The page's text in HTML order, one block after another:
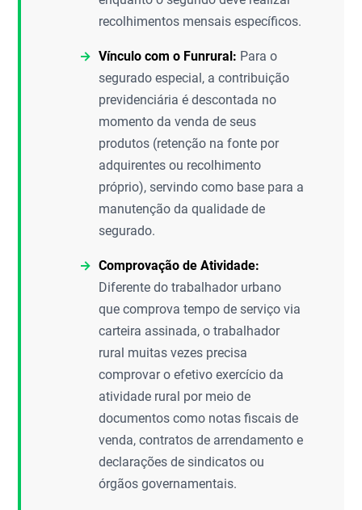
recolhimentos mensais específicos.
Vínculo com o Funrural: Para o
segurado especial, a contribuição
previdenciária é descontada no
momento da venda de seus
produtos (retenção na fonte por
adquirentes ou recolhimento
próprio), servindo como base para a
manutenção da qualidade de
segurado.
Comprovação de Atividade:
Diferente do trabalhador urbano
que comprova tempo de serviço via
carteira assinada, o trabalhador
rural muitas vezes precisa
comprovar o efetivo exercício da
atividade rural por meio de
documentos como notas fiscais de
venda, contratos de arrendamento e
declarações de sindicatos ou
órgãos governamentais.